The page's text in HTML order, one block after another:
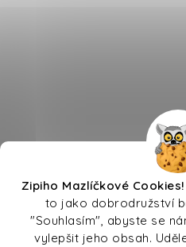
Zipiho Mazlíčkové Cookies!
to jako dobrodružství
"Souhlasím", abyste se
vylepšit jeho obsah.